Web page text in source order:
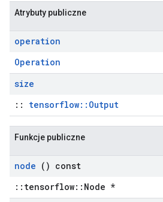
Atrybuty publiczne
operation
Operation
size
:: tensorflow::Output
Funkcje publiczne
node () const
::tensorflow::Node *